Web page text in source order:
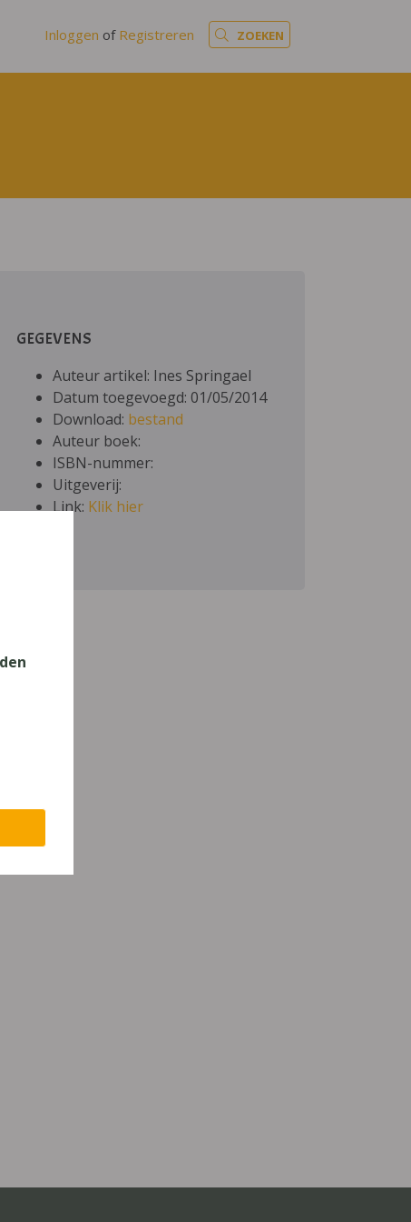
Inloggen of Registreren ZOEKEN
GEGEVENS
Auteur artikel: Ines Springael
Datum toegevoegd: 01/05/2014
Download: bestand
Auteur boek:
ISBN-nummer:
Uitgeverij:
Link: Klik hier